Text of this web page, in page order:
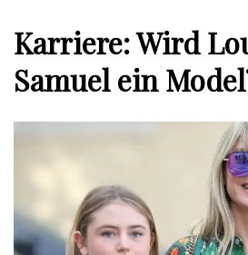
Karriere: Wird
Samuel ein